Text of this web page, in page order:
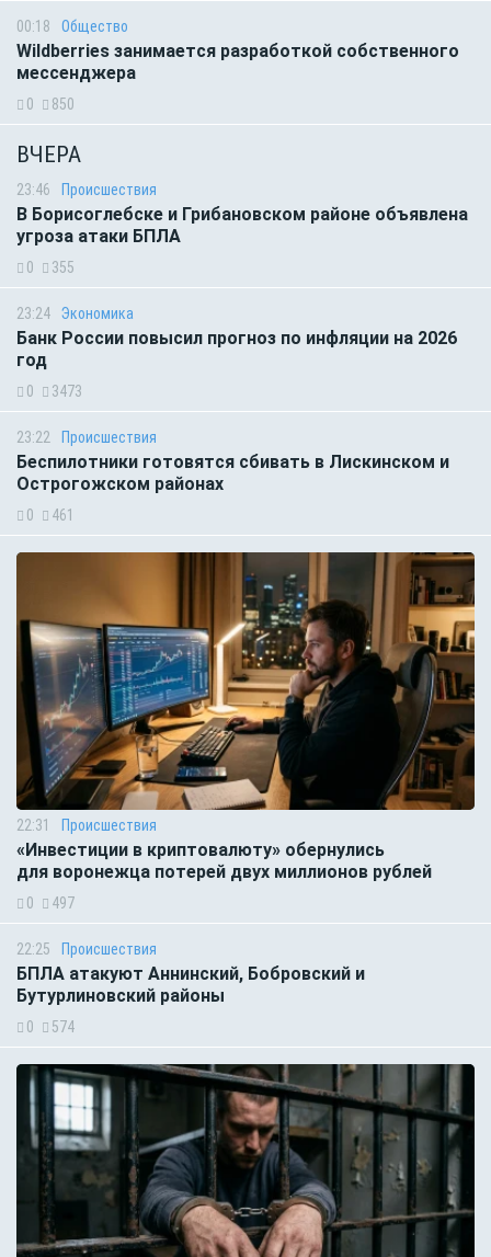
00:18 Общество
Wildberries занимается разработкой собственного
мессенджера
0 850
ВЧЕРА
23:46 Происшествия
В Борисоглебске и Грибановском районе объявлена
угроза атаки БПЛА
0 355
23:24 Экономика
Банк России повысил прогноз по инфляции на 2026
год
0 3473
23:22 Происшествия
Беспилотники готовятся сбивать в Лискинском и
Острогожском районах
0 461
22:31 Происшествия
«Инвестиции в криптовалюту» обернулись
для воронежца потерей двух миллионов рублей
0 497
22:25 Происшествия
БПЛА атакуют Аннинский, Бобровский и
Бутурлиновский районы
0 574